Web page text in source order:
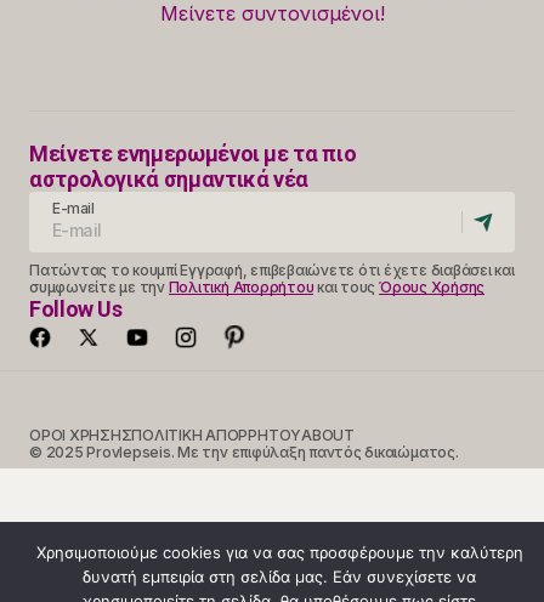
Μείνετε συντονισμένοι!
Μείνετε ενημερωμένοι με τα πιο
αστρολογικά σημαντικά νέα
E-mail
Πατώντας το κουμπί Εγγραφή, επιβεβαιώνετε ότι έχετε διαβάσει και
συμφωνείτε με την Πολιτική Απορρήτου και τους Όρους Χρήσης
Follow Us
ΟΡΟΙ ΧΡΗΣΗΣΠΟΛΙΤΙΚΗ ΑΠΟΡΡΗΤΟΥABOUT
© 2025 Provlepseis. Με την επιφύλαξη παντός δικαιώματος.
Χρησιμοποιούμε cookies για να σας προσφέρουμε την καλύτερη
δυνατή εμπειρία στη σελίδα μας. Εάν συνεχίσετε να